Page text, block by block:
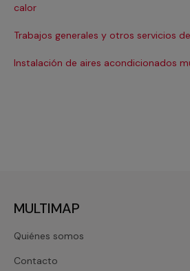
calor
Trabajos generales y otros servicios
Instalación de aires acondicionados
MULTIMAP
Quiénes somos
Contacto